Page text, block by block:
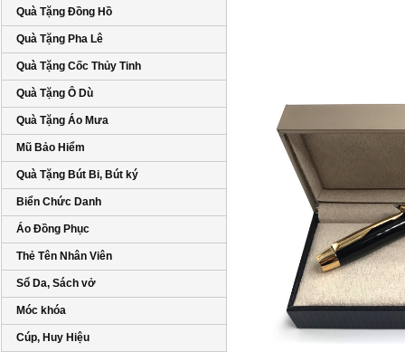
Quà Tặng Đồng Hồ
Quà Tặng Pha Lê
Quà Tặng Cốc Thủy Tinh
Quà Tặng Ô Dù
Quà Tặng Áo Mưa
Mũ Bảo Hiểm
Quà Tặng Bút Bi, Bút ký
Biển Chức Danh
Áo Đồng Phục
Thẻ Tên Nhân Viên
Sổ Da, Sách vở
Móc khóa
Cúp, Huy Hiệu